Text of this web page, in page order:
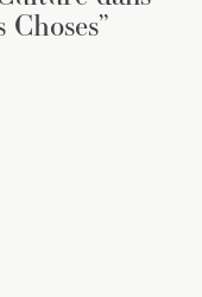
Choses”